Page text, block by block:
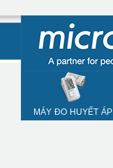
MÁY ĐO HUYẾT ÁP